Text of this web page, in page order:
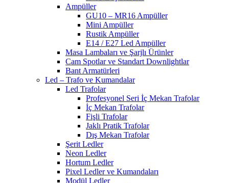
Ampüller
GU10 – MR16 Ampüller
Mini Ampüller
Rustik Ampüller
E14 / E27 Led Ampüller
Masa Lambaları ve Şarjlı Ürünler
Cam Spotlar ve Standart Downlightlar
Bant Armatürleri
Led – Trafo ve Kumandalar
Led Trafolar
Profesyonel Seri İç Mekan Trafolar
İç Mekan Trafolar
Fişli Trafolar
Jaklı Pratik Trafolar
Dış Mekan Trafolar
Şerit Ledler
Neon Ledler
Hortum Ledler
Pixel Ledler ve Kumandaları
Modül Ledler